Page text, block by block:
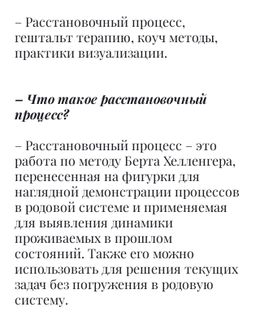
– Расстановочный процесс,
гештальт терапию, коуч методы,
практики визуализации.
– Что такое расстановочный
процесс?
– Расстановочный процесс – это
работа по методу Берта Хелленгера,
перенесенная на фигурки для
наглядной демонстрации процессов
в родовой системе и применяемая
для выявления динамики
проживаемых в прошлом
состояний. Также его можно
использовать для решения текущих
задач без погружения в родовую
систему.